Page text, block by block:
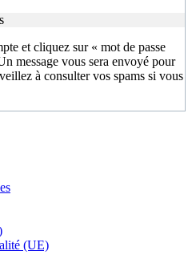
et cliquez sur « mot de passe
message vous sera envoyé pour
à consulter vos spams si vous
(UE)